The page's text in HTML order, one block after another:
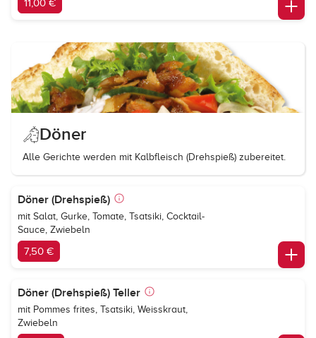
11,00 €
Döner
Alle Gerichte werden mit Kalbfleisch (Drehspieß) zubereitet.
Döner (Drehspieß)
mit Salat, Gurke, Tomate, Tsatsiki, Cocktail-
Sauce, Zwiebeln
7,50 €
Döner (Drehspieß) Teller
mit Pommes frites, Tsatsiki, Weisskraut,
Zwiebeln